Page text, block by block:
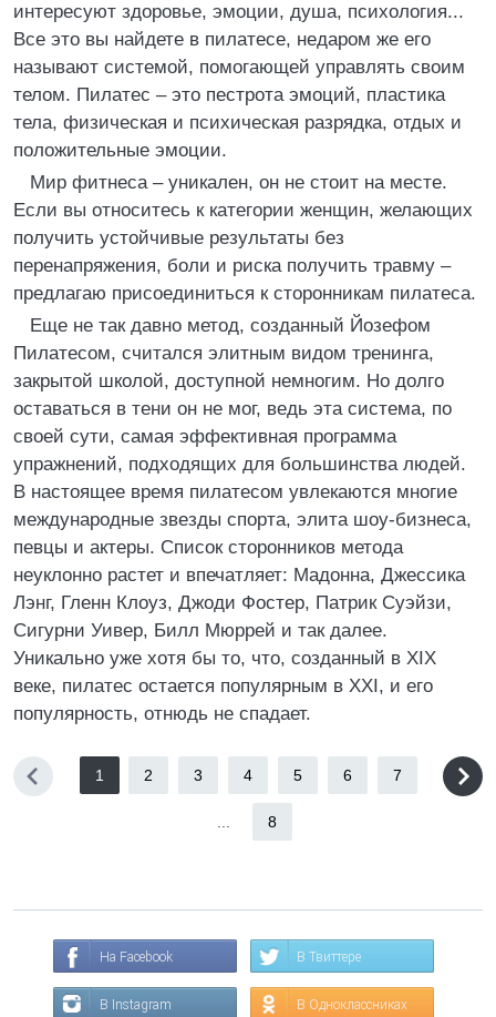
интересуют здоровье, эмоции, душа, психология...
Все это вы найдете в пилатесе, недаром же его
называют системой, помогающей управлять своим
телом. Пилатес – это пестрота эмоций, пластика
тела, физическая и психическая разрядка, отдых и
положительные эмоции.
Мир фитнеса – уникален, он не стоит на месте.
Если вы относитесь к категории женщин, желающих
получить устойчивые результаты без
перенапряжения, боли и риска получить травму –
предлагаю присоединиться к сторонникам пилатеса.
Еще не так давно метод, созданный Йозефом
Пилатесом, считался элитным видом тренинга,
закрытой школой, доступной немногим. Но долго
оставаться в тени он не мог, ведь эта система, по
своей сути, самая эффективная программа
упражнений, подходящих для большинства людей.
В настоящее время пилатесом увлекаются многие
международные звезды спорта, элита шоу-бизнеса,
певцы и актеры. Список сторонников метода
неуклонно растет и впечатляет: Мадонна, Джессика
Лэнг, Гленн Клоуз, Джоди Фостер, Патрик Суэйзи,
Сигурни Уивер, Билл Мюррей и так далее.
Уникально уже хотя бы то, что, созданный в XIX
веке, пилатес остается популярным в XXI, и его
популярность, отнюдь не спадает.
1 2 3 4 5 6 7
8
На Facebook В Твиттере
В Instagram В Одноклассниках